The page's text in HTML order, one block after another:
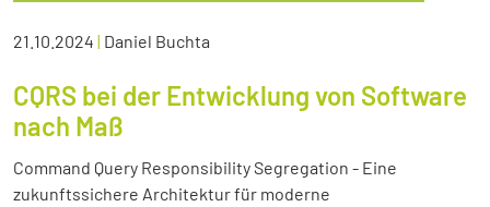
21.10.2024 | Daniel Buchta
CQRS bei der Entwicklung von Software
nach Maß
Command Query Responsibility Segregation - Eine
zukunftssichere Architektur für moderne